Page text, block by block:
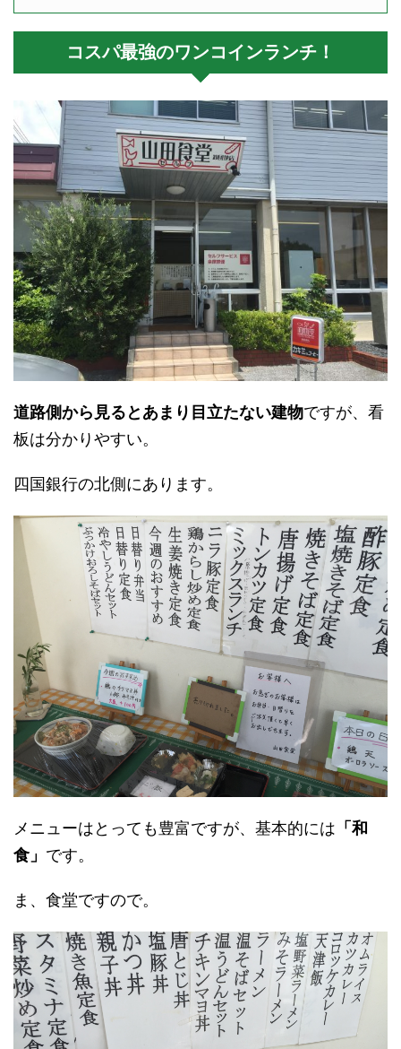
コスパ最強のワンコインランチ！
道路側から見るとあまり目立たない建物ですが、看
板は分かりやすい。
四国銀行の北側にあります。
メニューはとっても豊富ですが、基本的には 「和
食」 です。
ま、食堂ですので。